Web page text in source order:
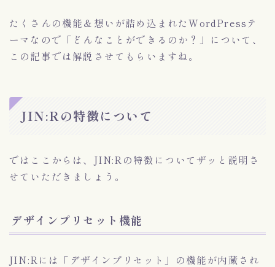
たくさんの機能＆想いが詰め込まれたWordPressテ
ーマなので「どんなことができるのか？」について、
この記事では解説させてもらいますね。
JIN:Rの特徴について
ではここからは、JIN:Rの特徴についてザッと説明さ
せていただきましょう。
デザインプリセット機能
JIN:Rには「デザインプリセット」の機能が内蔵され